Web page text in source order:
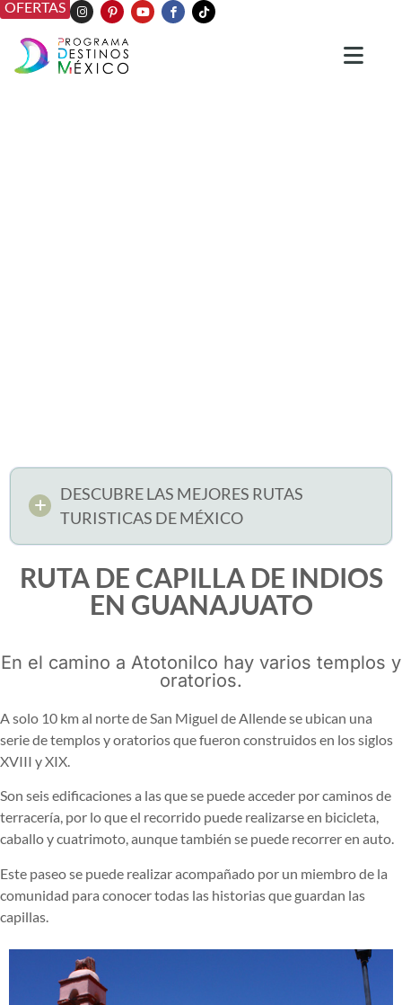
OFERTAS
DESCUBRE LAS MEJORES RUTAS
TURISTICAS DE MÉXICO
RUTA DE CAPILLA DE INDIOS
EN GUANAJUATO
En el camino a Atotonilco hay varios templos y
oratorios.
A solo 10 km al norte de San Miguel de Allende se ubican una
serie de templos y oratorios que fueron construidos en los siglos
XVIII y XIX.
Son seis edificaciones a las que se puede acceder por caminos de
terracería, por lo que el recorrido puede realizarse en bicicleta,
caballo y cuatrimoto, aunque también se puede recorrer en auto.
Este paseo se puede realizar acompañado por un miembro de la
comunidad para conocer todas las historias que guardan las
capillas.